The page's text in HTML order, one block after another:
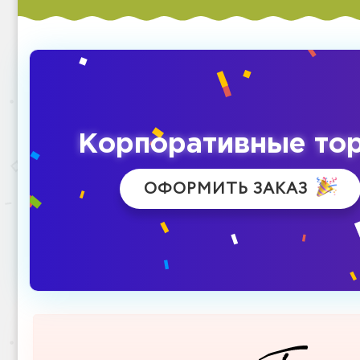
Корпоративные
ОФОРМИТЬ ЗАКАЗ